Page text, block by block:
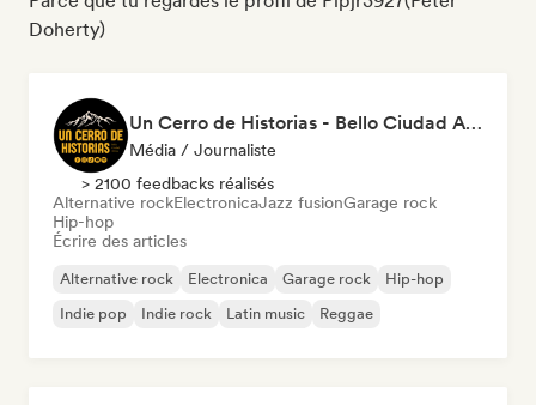
Doherty)
Un Cerro de Historias - Bello Ciudad Artistas
Média / Journaliste
> 2100 feedbacks réalisés
Alternative rockElectronicaJazz fusionGarage rock
Hip-hop
Écrire des articles
Alternative rock Electronica Garage rock
Hip-hop
Indie pop
Indie rock Latin music Reggae